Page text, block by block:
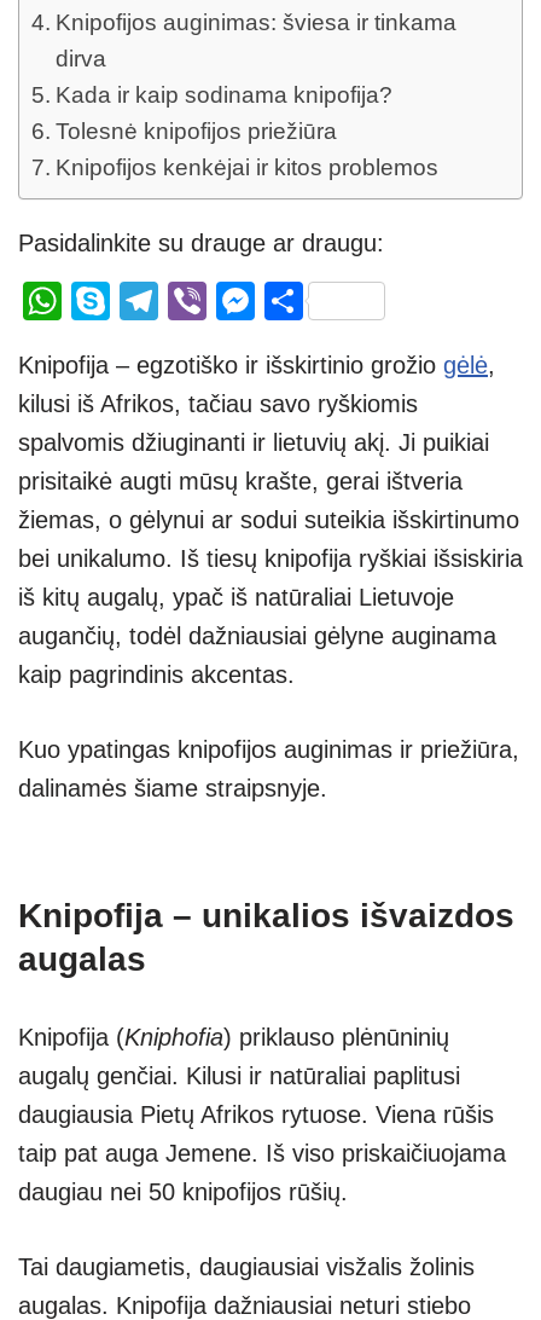
Knipofijos auginimas: šviesa ir tinkama
dirva
Kada ir kaip sodinama knipofija?
Tolesnė knipofijos priežiūra
Knipofijos kenkėjai ir kitos problemos
Pasidalinkite su drauge ar draugu:
W
at
s
A
p
p
S
p
e
T
e
gr
a
m
Vi
er
M
ss
e
n
g
er
S
ar
e
Knipofija – egzotiško ir išskirtinio grožio gėlė,
kilusi iš Afrikos, tačiau savo ryškiomis
spalvomis džiuginanti ir lietuvių akį. Ji puikiai
prisitaikė augti mūsų krašte, gerai ištveria
žiemas, o gėlynui ar sodui suteikia išskirtinumo
bei unikalumo. Iš tiesų knipofija ryškiai išsiskiria
iš kitų augalų, ypač iš natūraliai Lietuvoje
augančių, todėl dažniausiai gėlyne auginama
kaip pagrindinis akcentas.
Kuo ypatingas knipofijos auginimas ir priežiūra,
dalinamės šiame straipsnyje.
Knipofija – unikalios išvaizdos
augalas
Knipofija (Kniphofia) priklauso plėnūninių
augalų genčiai. Kilusi ir natūraliai paplitusi
daugiausia Pietų Afrikos rytuose. Viena rūšis
taip pat auga Jemene. Iš viso priskaičiuojama
daugiau nei 50 knipofijos rūšių.
Tai daugiametis, daugiausiai visžalis žolinis
augalas. Knipofija dažniausiai neturi stiebo